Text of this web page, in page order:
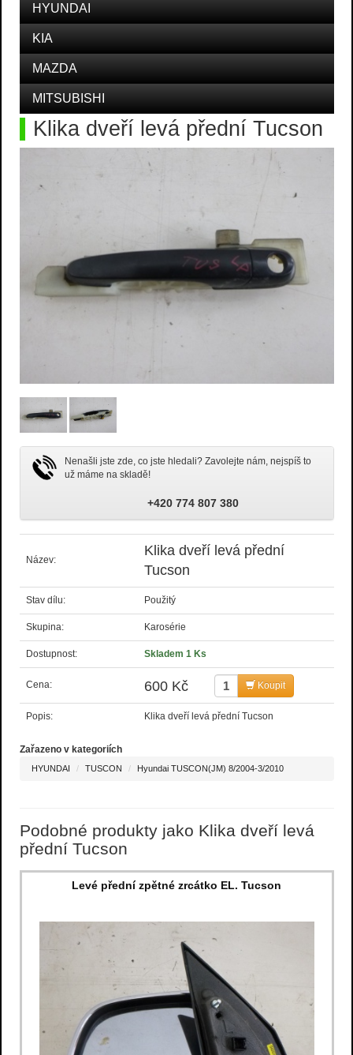
HYUNDAI
KIA
MAZDA
MITSUBISHI
Klika dveří levá přední Tucson
Nenašli jste zde, co jste hledali? Zavolejte nám, nejspíš to
už máme na skladě!
+420 774 807 380
Název:
Klika dveří levá přední
Tucson
Stav dílu: Použitý
Skupina: Karosérie
Dostupnost: Skladem 1 Ks
Cena: 600 Kč Koupit
Popis: Klika dveří levá přední Tucson
Zařazeno v kategoriích
HYUNDAI TUSCON Hyundai TUSCON(JM) 8/2004-3/2010
Podobné produkty jako Klika dveří levá
přední Tucson
Levé přední zpětné zrcátko EL. Tucson